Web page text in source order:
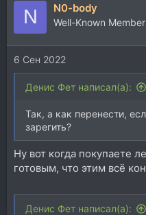
N N0-body
Well-Known Member
6 Сен 2022
Денис Фет написал(а):
Так, а как перенести,
зарегить?
Ну вот когда покупаете
готовым, что этим всё
Денис Фет написал(а):